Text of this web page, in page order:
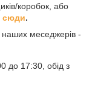
коробок, або
сюди.
меседжерів -
до 17:30, обід з